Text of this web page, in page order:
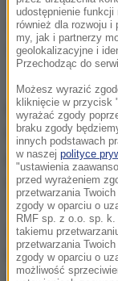
naszego Kolegi
wspaniałego
czytamy na
Marcin
Krakowie, w
początku
im. Stefana
Teatrze im.
zagrał w wielu
króli" W.
udostępnienie funkcji
również dla rozwoju i
my, jak i partnerzy
geolokalizacyjne i
Przechodząc do
Możesz wyrazić
kliknięcie w przycisk
wyrażać zgody
braku zgody
innych podstawach
w naszej polityce
"ustawienia
przed wyrażeniem
przetwarzania
zgody w oparciu o
RMF sp. z o.o. sp.
takiemu
przetwarzania
zgody w oparciu o
możliwość